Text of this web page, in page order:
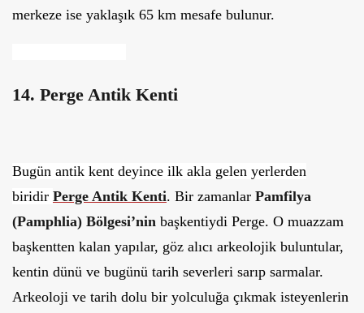
merkeze ise yaklaşık 65 km mesafe bulunur.
14. Perge Antik Kenti
Bugün antik kent deyince ilk akla gelen yerlerden
biridir Perge Antik Kenti. Bir zamanlar Pamfilya
(Pamphlia) Bölgesi’nin başkentiydi Perge. O muazzam
başkentten kalan yapılar, göz alıcı arkeolojik buluntular,
kentin dünü ve bugünü tarih severleri sarıp sarmalar.
Arkeoloji ve tarih dolu bir yolculuğa çıkmak isteyenlerin